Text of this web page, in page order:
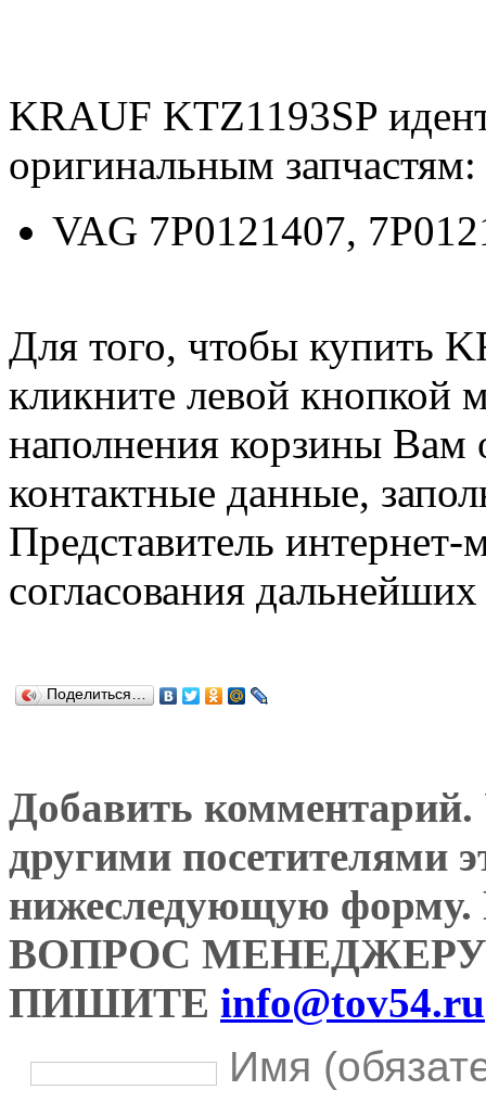
KRAUF KTZ1193SP
оригинальным запчастям:
VAG 7P0121407,
Для того, чтобы купить
кликните левой
наполнения корзины Вам
контактные данные,
Представитель
согласования
Поделиться…
Добавить комментарий.
другими посетителями
нижеследующую
ВОПРОС
ПИШИТЕ info@tov54.ru
Имя